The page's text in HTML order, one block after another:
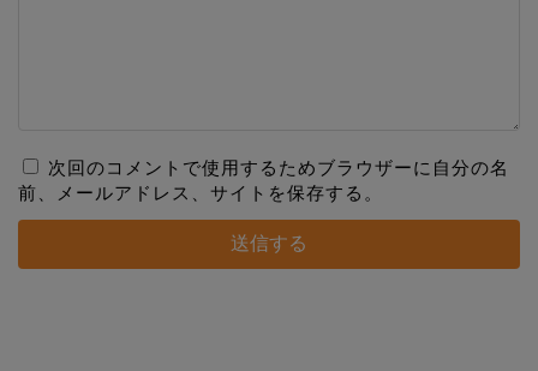
次回のコメントで使用するためブラウザーに自分の名
前、メールアドレス、サイトを保存する。